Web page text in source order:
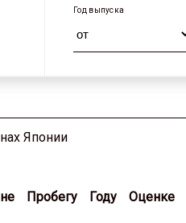
Год выпуска
Японии
Пробегу Году Оценке